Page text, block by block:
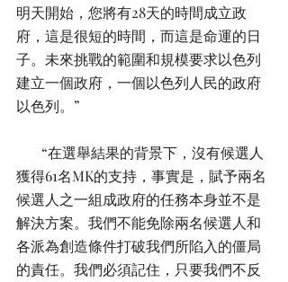
明天開始，您將有28天的時間成立政
府，這是很短的時間，而這是命運的日
子。未來挑戰的範圍和規模要求以色列
建立一個政府，一個以色列人民的政府
以色列。”
獲得61名MK的支持，事實是，賦予兩名
候選人之一組成政府的任務本身並不是
解決方案。我們不能免除兩名候選人和
各派為創造條件打破我們所陷入的僵局
的責任。我們必須記住，只要我們不反